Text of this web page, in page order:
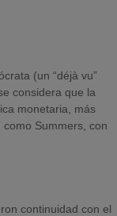
(un “déjà vu”
considera que la
monetaria, más
Summers, con
continuidad con el